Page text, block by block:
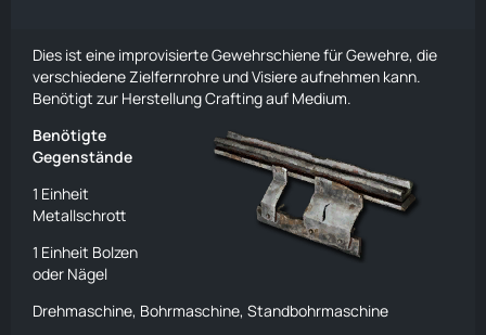
Dies ist eine improvisierte Gewehrschiene fürGewehre, die
verschiedene Zielfernrohre und Visiere aufnehmen kann.
Benötigt zur Herstellung Crafting auf Medium.
Benötigte
Gegenstände
1 Einheit
Metallschrott
1 Einheit Bolzen
oder Nägel
Drehmaschine, Bohrmaschine, Standbohrmaschine